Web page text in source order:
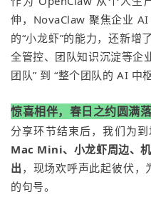
伸， NovaClaw 聚焦企业
的“小龙虾”的能力，还新增
全管控、团队知识沉淀等企
团队” 到 “整个团队的 AI 中
惊喜相伴，春日之约圆满
分享环节结束后，我们为
Mac Mini、小龙虾周边、
出 ，现场欢呼声此起彼伏
的句号。